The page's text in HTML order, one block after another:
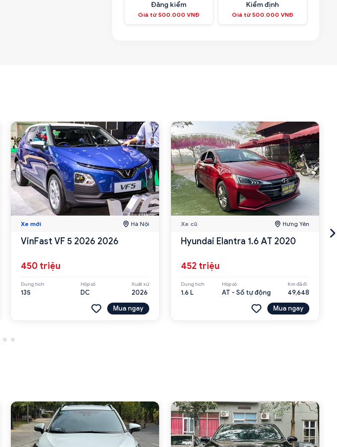
Đăng kiểm
Giá từ 500.000 VNĐ
Kiểm định
Giá từ 500.000 VNĐ
Xe mới Hà Nội
VinFast VF 5 2026 2026
450 triệu
Dung tích
135
Hộp số
DC
Xuất xứ
2026
Mua ngay
Xe cũ Hưng Yên
Hyundai Elantra 1.6 AT 2020
452 triệu
Dung tích
1.6 L
Hộp số
AT - Số tự động
Km đã đi
49,648
Mua ngay